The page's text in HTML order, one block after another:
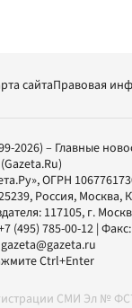
сайтаПравовая
2026) – Главные
(Gazeta.Ru)
, ОГРН
Россия, Москва,
117105, г.
(495) 785-00-12 | Факс:
gazeta@gazeta.ru
Ctrl+Enter
СМИ Эл №